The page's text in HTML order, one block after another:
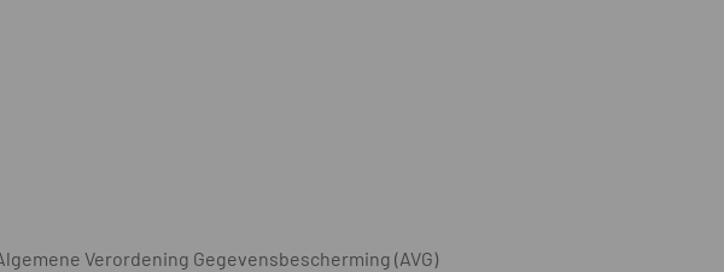
Verordening Gegevensbescherming (AVG)